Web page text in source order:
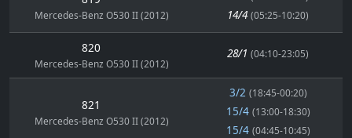
Mercedes-Benz O530 II (2012) 14/4 (05:25-10:20)
820
Mercedes-Benz O530 II (2012)
28/1 (04:10-23:05)
821
Mercedes-Benz O530 II (2012)
3/2 (18:45-00:20)
15/4 (13:00-18:30)
15/4 (04:45-10:45)